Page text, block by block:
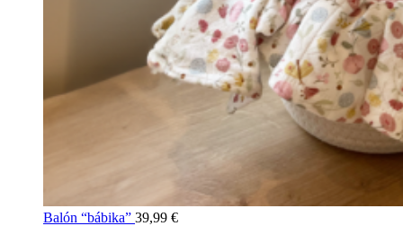
Balón “bábika” 39,99 €